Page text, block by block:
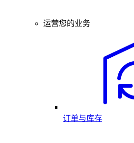
运营您的业务
订单与库存